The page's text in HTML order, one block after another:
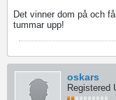
Det vinner dom på och
tummar upp!
oskars
Registered